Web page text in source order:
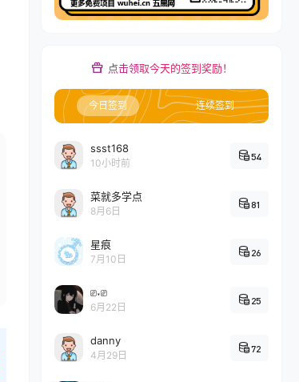
点击领取今天的签到奖励！
今日签到 连续签到
ssst168
10小时前
54
菜就多学点
8月6日
81
星痕
7月10日
26
⎚˕⎚
6月22日
25
danny
4月29日
72